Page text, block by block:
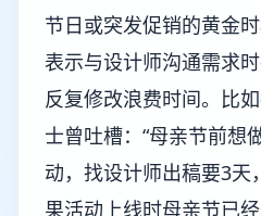
节日或突发促销的黄金
表示与设计师沟通需求
反复修改浪费时间。比
士曾吐槽：“母亲节前想
动，找设计师出稿要3天
果活动上线时母亲节已